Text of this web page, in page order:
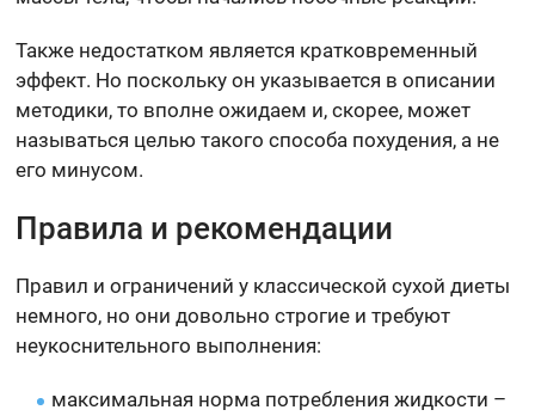
Также недостатком является кратковременный
эффект. Но поскольку он указывается в описании
методики, то вполне ожидаем и, скорее, может
называться целью такого способа похудения, а не
его минусом.
Правила и рекомендации
Правил и ограничений у классической сухой диеты
немного, но они довольно строгие и требуют
неукоснительного выполнения:
максимальная норма потребления жидкости –